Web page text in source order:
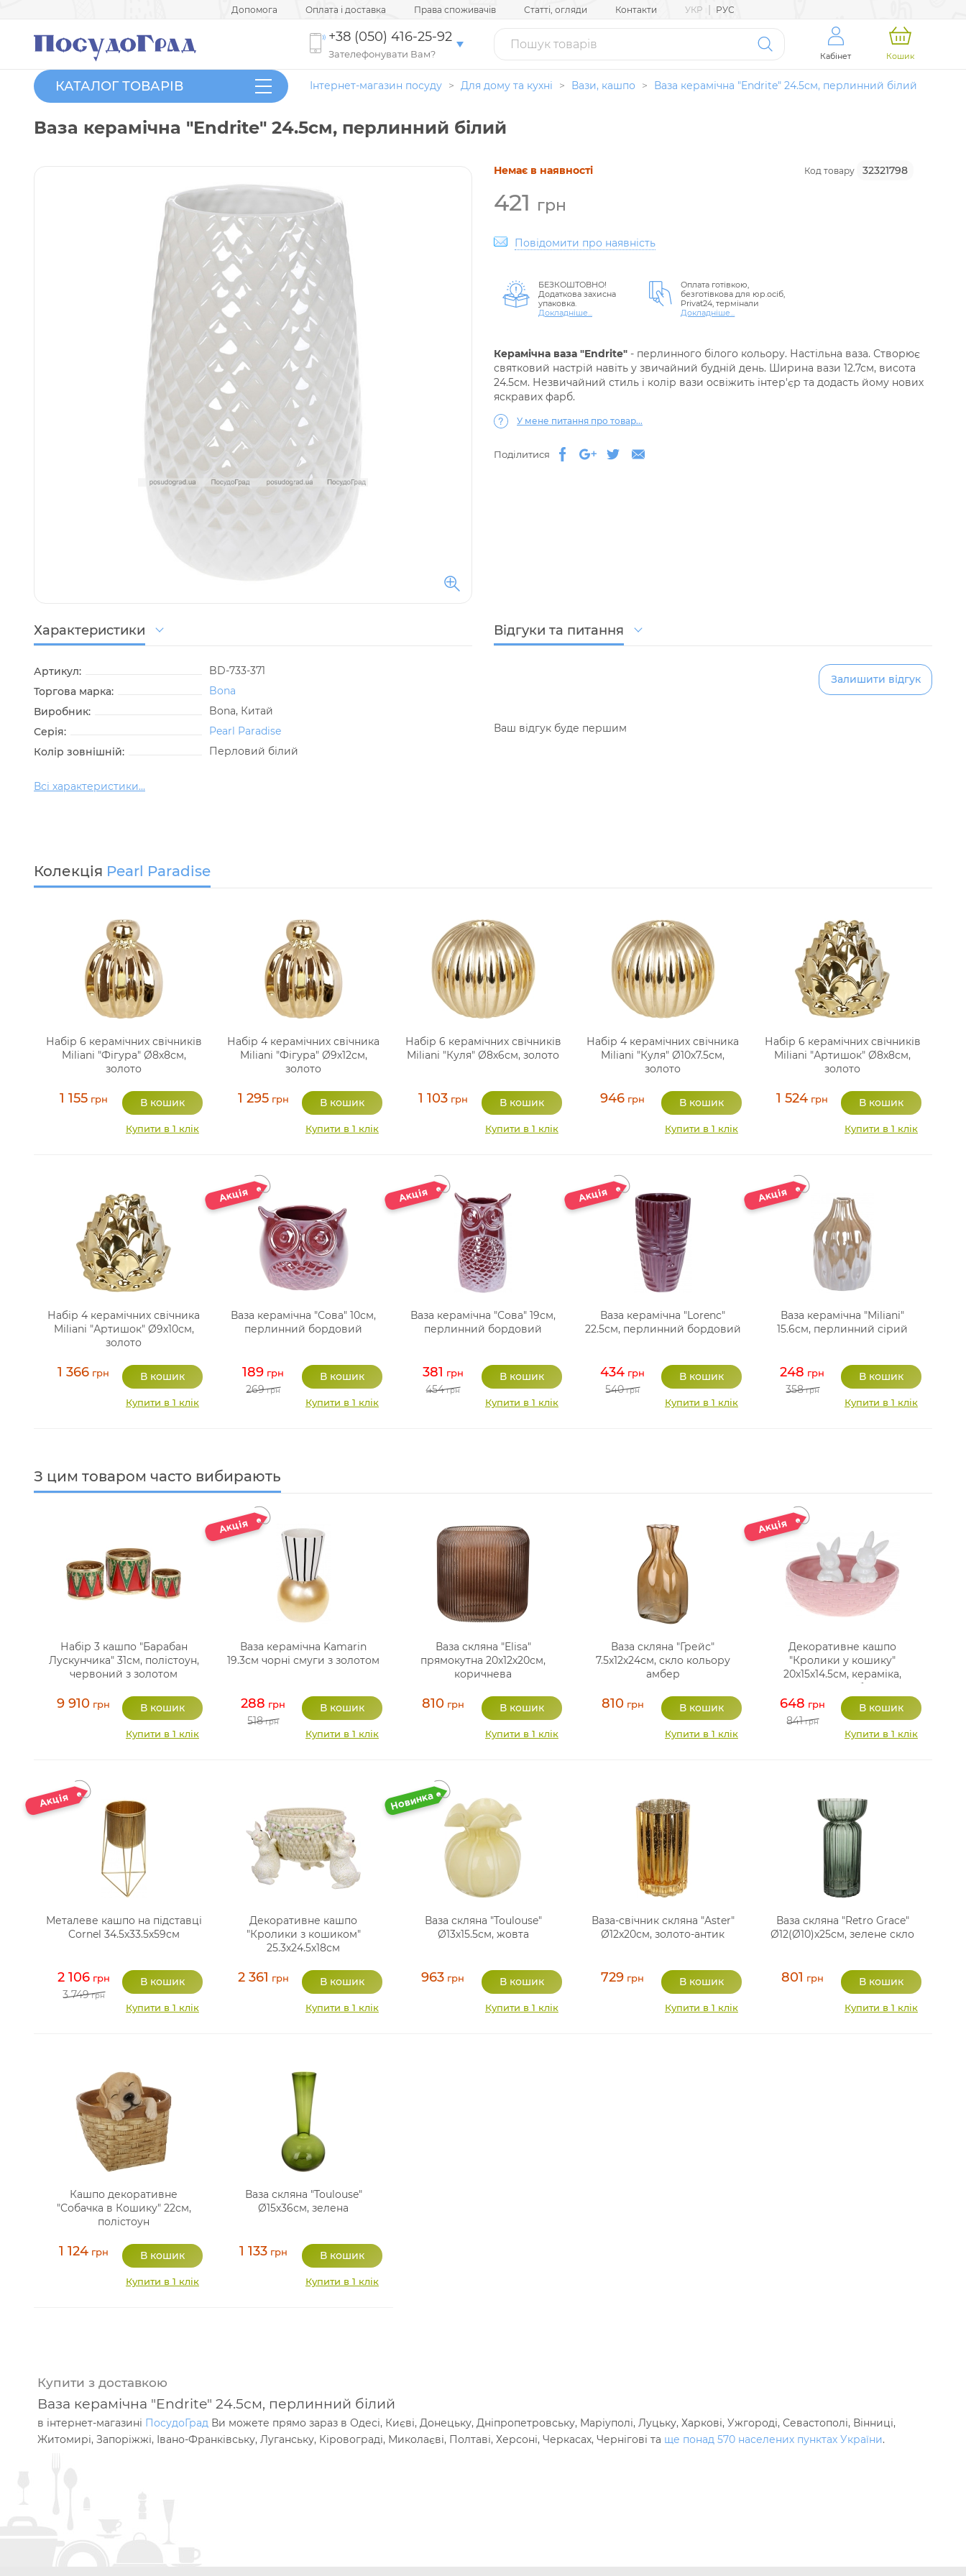
Допомога Оплата і доставка Права споживачів Статті, огляди Контакти УКР | РУС
+38 (050) 416-25-92
Зателефонувати Вам? Кабінет Кошик
КАТАЛОГ ТОВАРІВ Інтернет-магазин посуду > Для дому та кухні > Вази, кашпо > Ваза керамічна "Endrite" 24.5см, перлинний білий
Ваза керамічна "Endrite" 24.5см, перлинний білий
Немає в наявності Код товару 32321798
421 грн
Повідомити про наявність
БЕЗКОШТОВНО!
Додаткова захисна
упаковка.
Докладніше...
Оплата готівкою,
безготівкова для юр.осіб,
Privat24, термінали
Докладніше...
Керамічна ваза "Endrite" - перлинного білого кольору. Настільна ваза. Створює
святковий настрій навіть у звичайний будній день. Ширина вази 12.7см, висота
24.5см. Незвичайний стиль і колір вази освіжить інтер'єр та додасть йому нових
яскравих фарб.
У мене питання про товар...
Поділитися
Характеристики
Артикул:
BD-733-371
Торгова марка:
Bona
Виробник:
Bona, Китай
Серія:
Pearl Paradise
Колір зовнішній:
Перловий білий
Всі характеристики...
Відгуки та питання
Залишити відгук
Ваш відгук буде першим
Колекція Pearl Paradise
Набір 6 керамічних свічників
Miliani "Фігура" Ø8х8см,
золото
1 155грн
Купити в 1 клік
Набір 4 керамічних свічника
Miliani "Фігура" Ø9х12см,
золото
1 295грн
Купити в 1 клік
Набір 6 керамічних свічників
Miliani "Куля" Ø8х6см, золото
1 103грн
Купити в 1 клік
Набір 4 керамічних свічника
Miliani "Куля" Ø10х7.5см,
золото
946 грн
Купити в 1 клік
Набір 6 керамічних свічників
Miliani "Артишок" Ø8х8см,
золото
1 524 грн
Купити в 1 клік
Набір 4 керамічних свічника
Miliani "Артишок" Ø9х10см,
золото
1 366 грн
Купити в 1 клік
Ваза керамічна "Сова" 10см,
перлинний бордовий
189 грн
269грн
Купити в 1 клік
Ваза керамічна "Сова" 19см,
перлинний бордовий
381 грн
454грн
Купити в 1 клік
Ваза керамічна "Lorenc"
22.5см, перлинний бордовий
434 грн
540грн
Купити в 1 клік
Ваза керамічна "Miliani"
15.6см, перлинний сірий
248 грн
358грн
Купити в 1 клік
З цим товаром часто вибирають
Набір 3 кашпо "Барабан
Лускунчика" 31см, полістоун,
червоний з золотом
9 910 грн
Купити в 1 клік
Ваза керамічна Kamarin
19.3см чорні смуги з золотом
288 грн
518грн
Купити в 1 клік
Ваза скляна "Elisa"
прямокутна 20х12х20см,
коричнева
810грн
Купити в 1 клік
Ваза скляна "Грейс"
7.5х12х24см, скло кольору
амбер
810грн
Купити в 1 клік
Декоративне кашпо
"Кролики у кошику"
20х15х14.5см, кераміка,
рожевий з білим
648 грн
841грн
Купити в 1 клік
Металеве кашпо на підставці
Cornel 34.5х33.5х59см
2 106грн
3 749грн
Купити в 1 клік
Декоративне кашпо
"Кролики з кошиком"
25.3х24.5х18см
2 361 грн
Купити в 1 клік
Ваза скляна "Toulouse"
Ø13х15.5см, жовта
963 грн
Купити в 1 клік
Ваза-свічник скляна "Aster"
Ø12х20см, золото-антик
729 грн
Купити в 1 клік
Ваза скляна "Retro Grace"
Ø12(Ø10)х25см, зелене скло
801 грн
Купити в 1 клік
Кашпо декоративне
"Собачка в Кошику" 22см,
полістоун
1 124грн
Купити в 1 клік
Ваза скляна "Toulouse"
Ø15х36см, зелена
1 133грн
Купити в 1 клік
Купити з доставкою
Ваза керамічна "Endrite" 24.5см, перлинний білий
в інтернет-магазині ПосудоГрад Ви можете прямо зараз в Одесі, Києві, Донецьку, Дніпропетровську, Маріуполі, Луцьку, Харкові, Ужгороді, Севастополі, Вінниці,
Житомирі, Запоріжжі, Івано-Франківську, Луганську, Кіровограді, Миколаєві, Полтаві, Херсоні, Черкасах, Чернігові та ще понад 570 населених пунктах України.